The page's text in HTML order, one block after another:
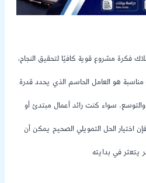
فكرة مشروع قوية كافيًا لتحقيق النجاح،
مناسبة هو العامل الحاسم الذي يحدد قدرة
والتوسع. سواء كنت رائد أعمال مبتدئ أو
اختيار الحل التمويلي الصحيح يمكن أن